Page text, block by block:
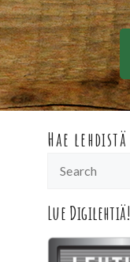
Hae lehdistä
Lue Digilehtiä!